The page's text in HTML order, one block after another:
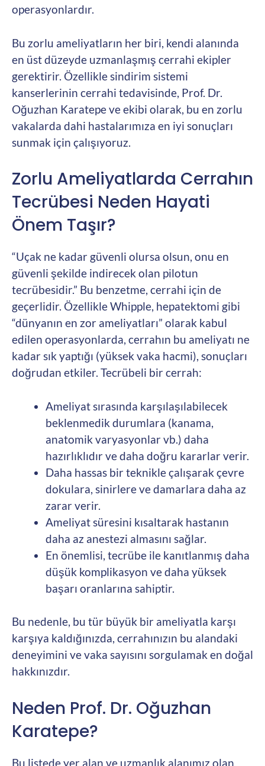
operasyonlardır.
Bu zorlu ameliyatların her biri, kendi alanında
en üst düzeyde uzmanlaşmış cerrahi ekipler
gerektirir. Özellikle sindirim sistemi
kanserlerinin cerrahi tedavisinde, Prof. Dr.
Oğuzhan Karatepe ve ekibi olarak, bu en zorlu
vakalarda dahi hastalarımıza en iyi sonuçları
sunmak için çalışıyoruz.
Zorlu Ameliyatlarda Cerrahın
Tecrübesi Neden Hayati
Önem Taşır?
“Uçak ne kadar güvenli olursa olsun, onu en
güvenli şekilde indirecek olan pilotun
tecrübesidir.” Bu benzetme, cerrahi için de
geçerlidir. Özellikle Whipple, hepatektomi gibi
“dünyanın en zor ameliyatları” olarak kabul
edilen operasyonlarda, cerrahın bu ameliyatı ne
kadar sık yaptığı (yüksek vaka hacmi), sonuçları
doğrudan etkiler. Tecrübeli bir cerrah:
Ameliyat sırasında karşılaşılabilecek
beklenmedik durumlara (kanama,
anatomik varyasyonlar vb.) daha
hazırlıklıdır ve daha doğru kararlar verir.
Daha hassas bir teknikle çalışarak çevre
dokulara, sinirlere ve damarlara daha az
zarar verir.
Ameliyat süresini kısaltarak hastanın
daha az anestezi almasını sağlar.
En önemlisi, tecrübe ile kanıtlanmış daha
düşük komplikasyon ve daha yüksek
başarı oranlarına sahiptir.
Bu nedenle, bu tür büyük bir ameliyatla karşı
karşıya kaldığınızda, cerrahınızın bu alandaki
deneyimini ve vaka sayısını sorgulamak en doğal
hakkınızdır.
Neden Prof. Dr. Oğuzhan
Karatepe?
Bu listede yer alan ve uzmanlık alanımız olan